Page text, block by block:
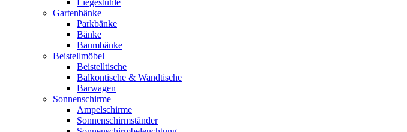
Gartenbänke
Parkbänke
Bänke
Baumbänke
Beistellmöbel
Beistelltische
Balkontische & Wandtische
Barwagen
Sonnenschirme
Ampelschirme
Sonnenschirmständer